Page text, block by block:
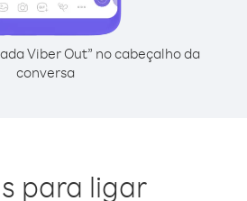
Viber Out” no cabeçalho da
conversa
para ligar